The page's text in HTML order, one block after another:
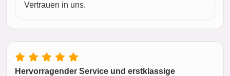
Vertrauen in uns.
Hervorragender Service und erstklassige